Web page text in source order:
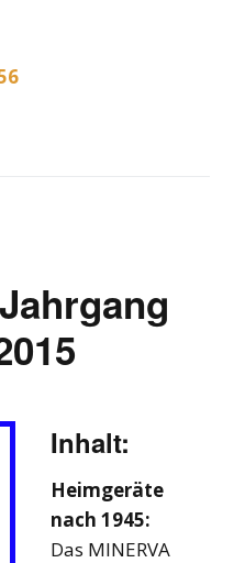
Inhalt:
Heimgeräte
nach 1945:
Das MINERVA